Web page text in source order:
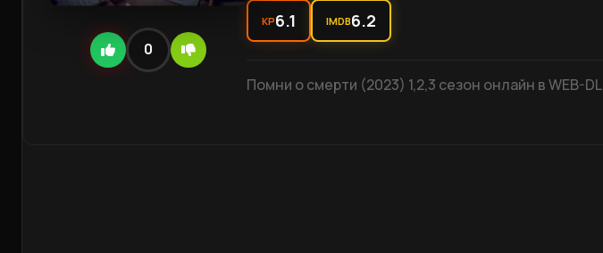
0
KP6.1 IMDB6.2
Помни о смерти (2023) 1,2,3 сезон онлайн в WEB-DL